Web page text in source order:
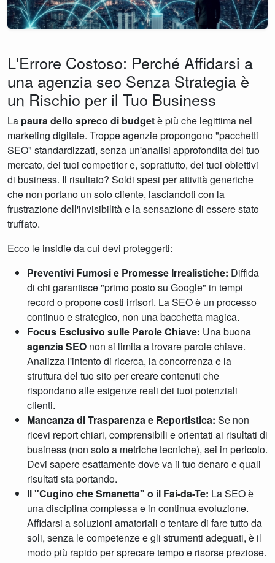
L'Errore Costoso: Perché Affidarsi a
una agenzia seo Senza Strategia è
un Rischio per il Tuo Business
La paura dello spreco di budgetè più che legittima nel
marketing digitale. Troppe agenzie propongono "pacchetti
SEO" standardizzati, senza un'analisi approfondita del tuo
mercato, dei tuoi competitor e, soprattutto, dei tuoi obiettivi
di business. Il risultato? Soldi spesi per attività generiche
che non portano un solo cliente, lasciandoti con la
frustrazione dell'invisibilità e la sensazione di essere stato
truffato.
Ecco le insidie da cui devi proteggerti:
Preventivi Fumosi e Promesse Irrealistiche: Diffida
di chi garantisce "primo posto su Google" in tempi
record o propone costi irrisori. La SEO è un processo
continuo e strategico, non una bacchetta magica.
Focus Esclusivo sulle Parole Chiave: Una buona
agenzia SEO non si limita a trovare parole chiave.
Analizza l'intento di ricerca, la concorrenza e la
struttura del tuo sito per creare contenuti che
rispondano alle esigenze reali dei tuoi potenziali
clienti.
Mancanza di Trasparenza e Reportistica: Se non
ricevi report chiari, comprensibili e orientati ai risultati di
business (non solo a metriche tecniche), sei in pericolo.
Devi sapere esattamente dove va il tuo denaro e quali
risultati sta portando.
Il "Cugino che Smanetta" o il Fai-da-Te: La SEO è
una disciplina complessa e in continua evoluzione.
Affidarsi a soluzioni amatoriali o tentare di fare tutto da
soli, senza le competenze e gli strumenti adeguati, è il
modo più rapido per sprecare tempo e risorse preziose.